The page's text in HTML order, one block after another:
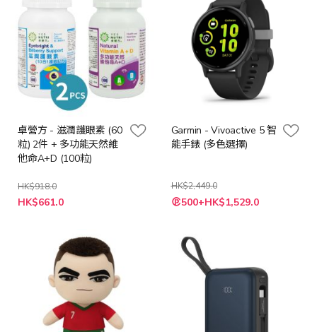
卓營方 - 滋潤護眼素 (60
粒) 2件 + 多功能天然維
他命A+D (100粒)
HK$918.0
特
殊
HK$661.0
Garmin - Vivoactive 5 智
能手錶 (多色選擇)
HK$2,449.0
500+HK$1,529.0